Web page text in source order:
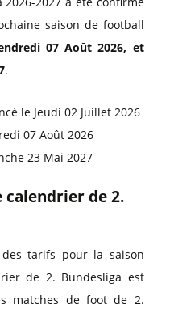
saison de football
07 Août 2026, et
.
le Jeudi 02 Juillet 2026
07 Août 2026
23 Mai 2027
de 2.
tarifs pour la saison
de 2. Bundesliga est
matches de foot de 2.